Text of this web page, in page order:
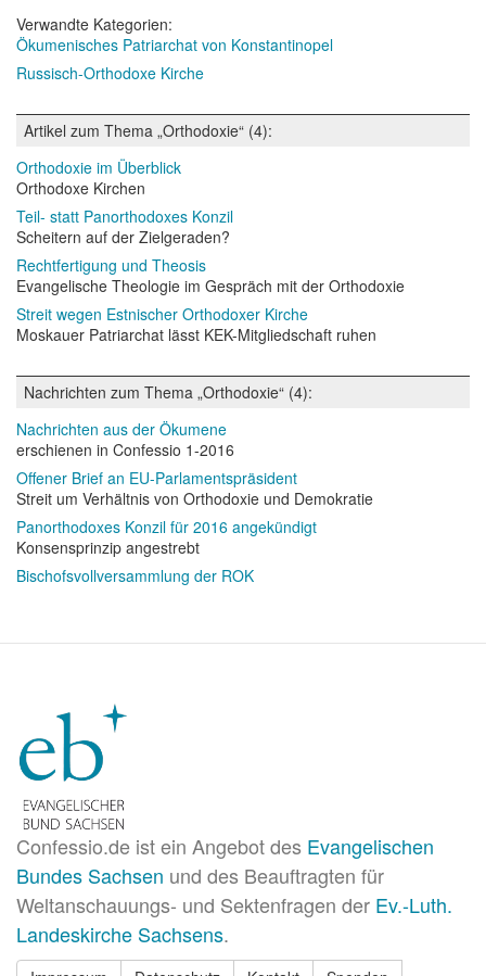
Verwandte Kategorien:
Ökumenisches Patriarchat von Konstantinopel
Russisch-Orthodoxe Kirche
Artikel zum Thema „Orthodoxie“ (4):
Orthodoxie im Überblick
Orthodoxe Kirchen
Teil- statt Panorthodoxes Konzil
Scheitern auf der Zielgeraden?
Rechtfertigung und Theosis
Evangelische Theologie im Gespräch mit der Orthodoxie
Streit wegen Estnischer Orthodoxer Kirche
Moskauer Patriarchat lässt KEK-Mitgliedschaft ruhen
Nachrichten zum Thema „Orthodoxie“ (4):
Nachrichten aus der Ökumene
erschienen in Confessio 1-2016
Offener Brief an EU-Parlamentspräsident
Streit um Verhältnis von Orthodoxie und Demokratie
Panorthodoxes Konzil für 2016 angekündigt
Konsensprinzip angestrebt
Bischofsvollversammlung der ROK
Confessio.de ist ein Angebot des Evangelischen
Bundes Sachsen und des Beauftragten für
Weltanschauungs- und Sektenfragen der Ev.-Luth.
Landeskirche Sachsens.